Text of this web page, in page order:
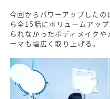
今回からパワーアップした
ら全15話にボリュームアッ
られなかったボディメイク
ーマも幅広く取り上げる。